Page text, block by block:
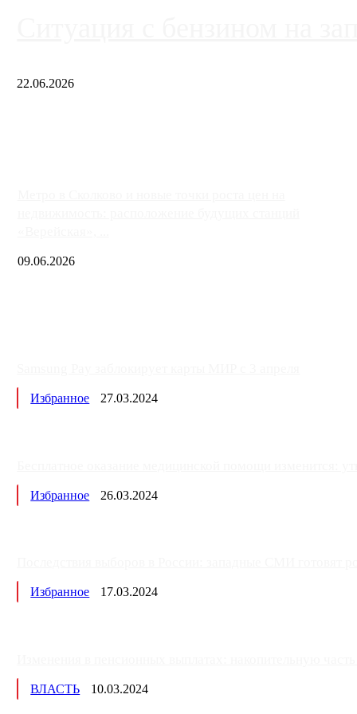
22.06.2026
09.06.2026
Избранное 27.03.2024
Избранное 26.03.2024
Избранное 17.03.2024
ВЛАСТЬ 10.03.2024